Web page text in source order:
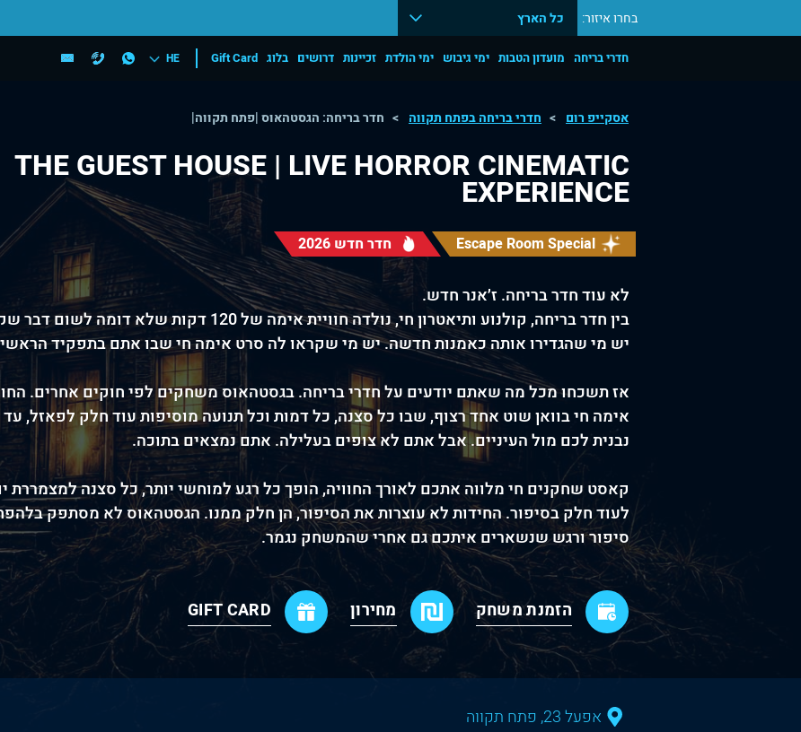
בחרו איזור: כל הארץ
חדרי בריחה מועדון הטבות ימי גיבוש ימי הולדת זכיינות דרושים בלוג Gift Card
HE
אסקייפ רום חדרי בריחה בפתח תקווה חדר בריחה: הגסטהאוס |פתח תקווה|
THE GUEST HOUSE | LIVE HORROR CINEMATIC
EXPERIENCE
Escape Room Special חדר חדש 2026
לא עוד חדר בריחה. ז׳אנר חדש.
בין חדר בריחה, קולנוע ותיאטרון חי, נולדה חוויית אימה של 120 דקות שלא דומה לשום דבר שקיים היום בארץ.
יש מי שהגדירו אותה כאמנות חדשה. יש מי שקראו לה סרט אימה חי שבו אתם בתפקיד
אז תשכחו מכל מה שאתם יודעים על חדרי בריחה. בגסטהאוס משחקים לפי חוקים אחרים.
אימה חי בוואן שוט אחד רצוף, שבו כל סצנה, כל דמות וכל תנועה מוסיפות עוד חלק לפאזל,
נבנית לכם מול העיניים. אבל אתם לא צופים בעלילה. אתם נמצאים בתוכה.
קאסט שחקנים חי מלווה אתכם לאורך החוויה, הופך כל רגע למוחשי יותר, כל סצנה למצמררת
לעוד חלק בסיפור. החידות לא עוצרות את הסיפור, הן חלק ממנו. הגסטהאוס לא מסתפק
סיפור ורגש שנשארים איתכם גם אחרי שהמשחק נגמר.
הזמנת משחק מחירון GIFT CARD
אפעל 23, פתח תקווה